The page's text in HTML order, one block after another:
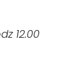
12.00